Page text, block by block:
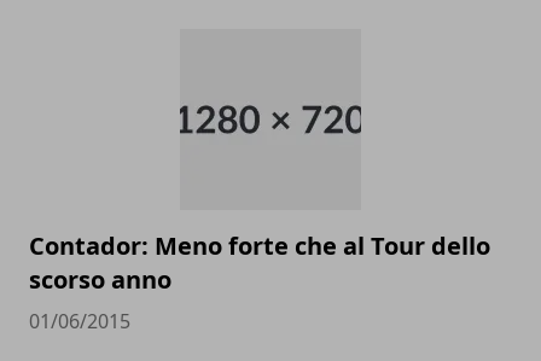
Contador: Meno forte che al Tour dello
scorso anno
01/06/2015